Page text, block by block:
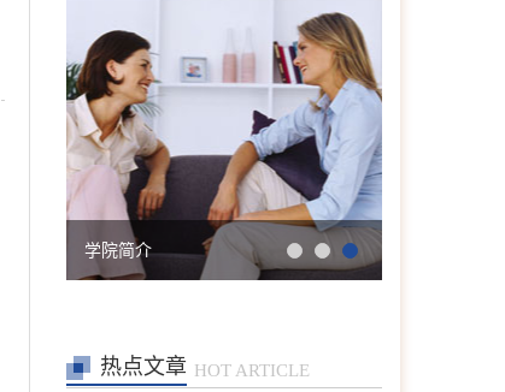
学院简介
热点文章 HOT ARTICLE
首席咨询师
擅长：儿童青少年、亲子沟
通与亲职教育、恋爱婚姻与
亲密关系
在线预约 >>
孙月芬首席咨询师
擅长:全面，婚恋、情绪、
躯体化、亲子、个人等
张洪首席咨询师